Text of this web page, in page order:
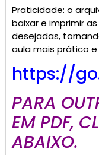
Praticidade: o
baixar e imprimir
desejadas,
aula mais prático e
https://
PARA
EM PDF,
ABAIXO.